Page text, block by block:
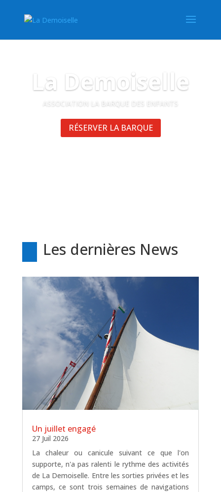
La Demoiselle
ASSOCIATION LA BARQUE DES ENFANTS
RÉSERVER LA BARQUE
Les dernières News
Un juillet engagé
27 Juil 2026
La chaleur ou canicule suivant ce que l'on
supporte, n'a pas ralenti le rythme des activités
de La Demoiselle. Entre les sorties privées et les
camps, ce sont trois semaines de navigations